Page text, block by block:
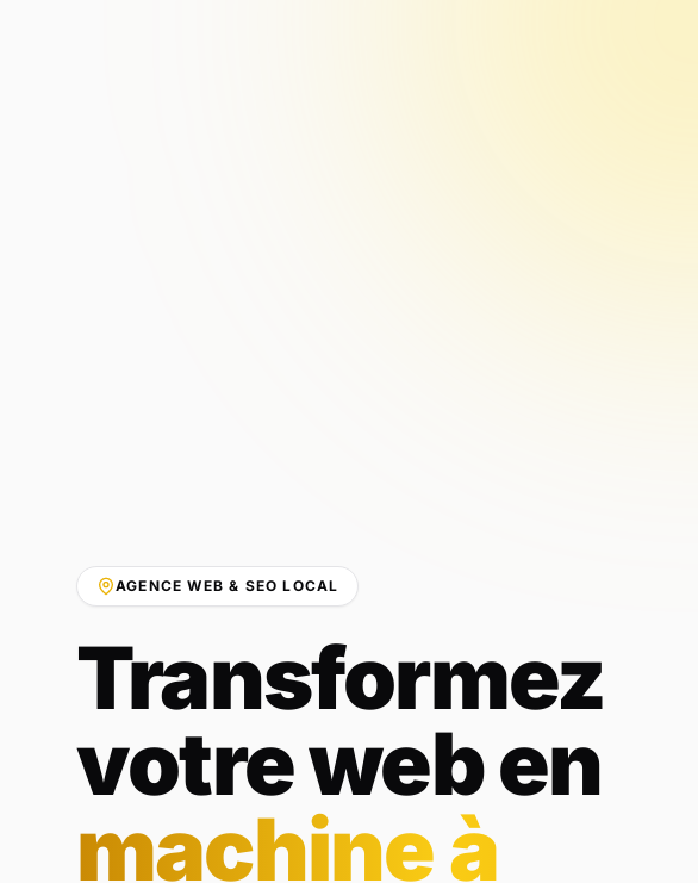
AGENCE WEB & SEO LOCAL
Transformez
votre web en
machine à